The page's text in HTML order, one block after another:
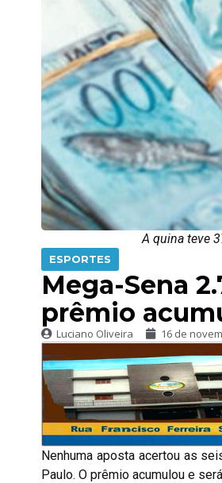
A quina teve
ESPORTES
Mega-Sena
prêmio
Luciano Oliveira 16 de
Nenhuma aposta acertou as
Paulo. O prêmio acumulou e